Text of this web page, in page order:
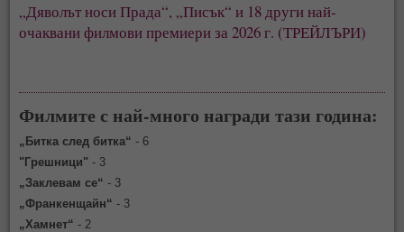
„Дяволът носи Прада“, „Писък“ и 18 други най-
очаквани филмови премиери за 2026 г. (ТРЕЙЛЪРИ)
Филмите с най-много награди тази година:
„Битка след битка“ - 6
"Грешници" - 3
„Заклевам се“ - 3
„Франкенщайн“ - 3
„Хамнет“ - 2